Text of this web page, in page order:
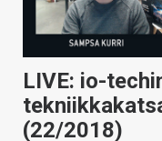
LIVE: io-
(22/2018)